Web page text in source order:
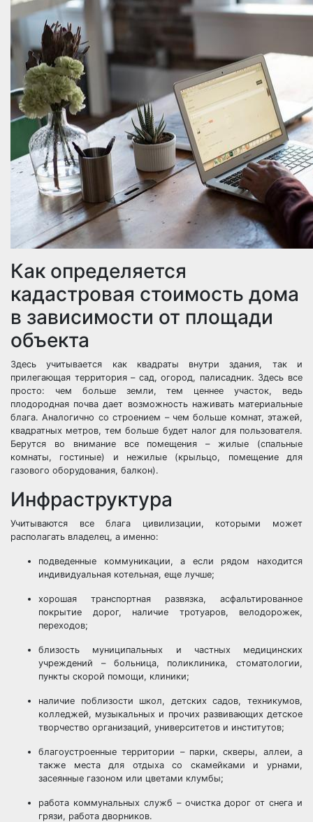
Как определяется
кадастровая стоимость дома
в зависимости от площади
объекта
Здесь учитывается как квадраты внутри здания, так и
прилегающая территория – сад, огород, палисадник. Здесь все
просто: чем больше земли, тем ценнее участок, ведь
плодородная почва дает возможность наживать материальные
блага. Аналогично со строением – чем больше комнат, этажей,
квадратных метров, тем больше будет налог для пользователя.
Берутся во внимание все помещения – жилые (спальные
комнаты, гостиные) и нежилые (крыльцо, помещение для
газового оборудования, балкон).
Инфраструктура
Учитываются все блага цивилизации, которыми может
располагать владелец, а именно:
подведенные коммуникации, а если рядом находится
индивидуальная котельная, еще лучше;
хорошая транспортная развязка, асфальтированное
покрытие дорог, наличие тротуаров, велодорожек,
переходов;
близость муниципальных и частных медицинских
учреждений – больница, поликлиника, стоматологии,
пункты скорой помощи, клиники;
наличие поблизости школ, детских садов, техникумов,
колледжей, музыкальных и прочих развивающих детское
творчество организаций, университетов и институтов;
благоустроенные территории – парки, скверы, аллеи, а
также места для отдыха со скамейками и урнами,
засеянные газоном или цветами клумбы;
работа коммунальных служб – очистка дорог от снега и
грязи, работа дворников.